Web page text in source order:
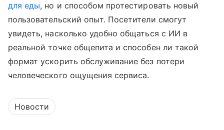
для еды, но и способом протестировать новый
пользовательский опыт. Посетители смогут
увидеть, насколько удобно общаться с ИИ в
реальной точке общепита и способен ли такой
формат ускорить обслуживание без потери
человеческого ощущения сервиса.
Новости